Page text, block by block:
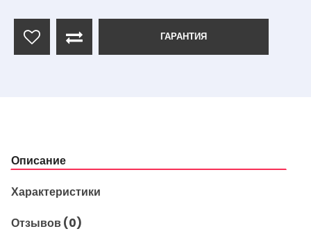
ГАРАНТИЯ
Описание
Характеристики
Отзывов (0)